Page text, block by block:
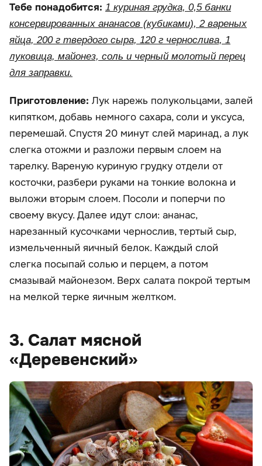
Тебе понадобится: 1 куриная грудка, 0,5 банки
консервированных ананасов (кубиками), 2 вареных
яйца, 200 г твердого сыра, 120 г чернослива, 1
луковица, майонез, соль и черный молотый перец
для заправки.
Приготовление: Лук нарежь полукольцами, залей
кипятком, добавь немного сахара, соли и уксуса,
перемешай. Спустя 20 минут слей маринад, а лук
слегка отожми и разложи первым слоем на
тарелку. Вареную куриную грудку отдели от
косточки, разбери руками на тонкие волокна и
выложи вторым слоем. Посоли и поперчи по
своему вкусу. Далее идут слои: ананас,
нарезанный кусочками чернослив, тертый сыр,
измельченный яичный белок. Каждый слой
слегка посыпай солью и перцем, а потом
смазывай майонезом. Верх салата покрой тертым
на мелкой терке яичным желтком.
3. Салат мясной
«Деревенский»